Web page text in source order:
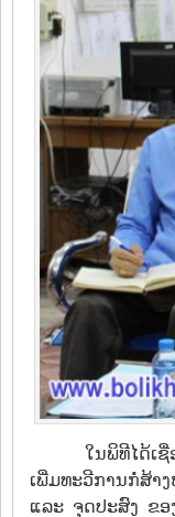
ໃນພິທີໄດ້ເ
ເພີ່ມທະວີການກໍ່ສ້າ
ແລະ ຈຸດປະສົງ ຂອ